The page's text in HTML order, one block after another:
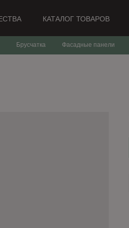
Брусчатка Фасадные панели
КАТАЛОГ ТОВАРОВ